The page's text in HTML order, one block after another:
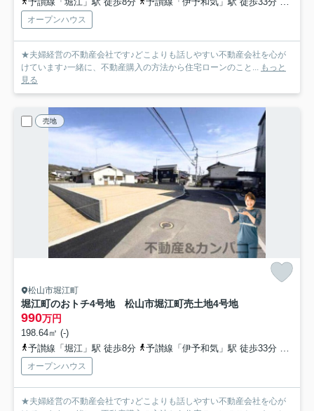
オープンハウス
★夫婦経営の不動産会社です♪どこよりも話しやすい不動産会社を心が
けています♪一緒に、不動産購入の方法から住宅ローンのこと...
もっと
見る
売地
松山市堀江町
堀江町のおトチ4号地 松山市堀江町売土地4号地
990万円
198.64㎡ (-)
予讃線「堀江」駅 徒歩8分
予讃線「伊予和気」駅 徒歩33分
オープンハウス
★夫婦経営の不動産会社です♪どこよりも話しやすい不動産会社を心が